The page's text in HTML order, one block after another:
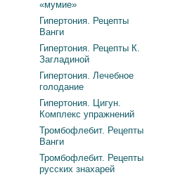
«мумие»
Гипертония. Рецепты
Ванги
Гипертония. Рецепты К.
Загладиной
Гипертония. Лечебное
голодание
Гипертония. Цигун.
Комплекс упражнений
Тромбофлебит. Рецепты
Ванги
Тромбофлебит. Рецепты
русских знахарей